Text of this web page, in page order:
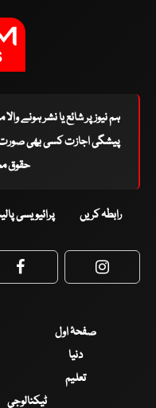
ہم نیوز پر شائع یا نشر ہونے
پیشگی اجازت کسی بھی صورت
حقوق
رابطہ کریں پرائیویسی
Facebook
صفحۂ اول
دنیا
تعلیم
ٹیکنالوجی